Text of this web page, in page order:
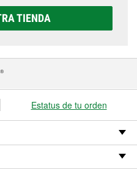
TIENDA
®
Estatus de tu orden